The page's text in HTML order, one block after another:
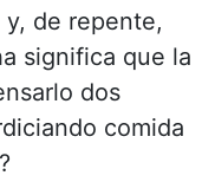
de repente,
significa que la
dos
comida